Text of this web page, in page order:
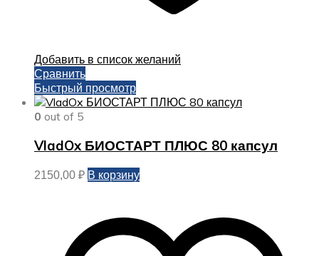
Добавить в список желаний
Сравнить
Быстрый просмотр
0 out of 5
VladOx БИОСТАРТ ПЛЮС 80 капсул
2150,00 ₽ В корзину